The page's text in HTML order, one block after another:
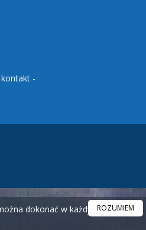
kontakt -
dokonać w każdym czasie.
ROZUMIEM